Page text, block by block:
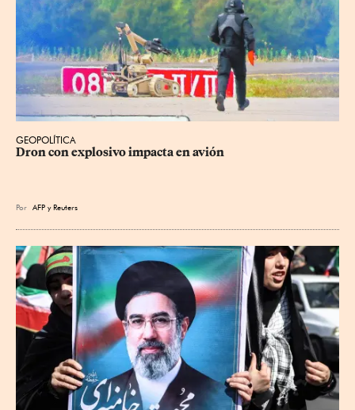
GEOPOLÍTICA
Dron con explosivo impacta en avión
Por AFP yReuters